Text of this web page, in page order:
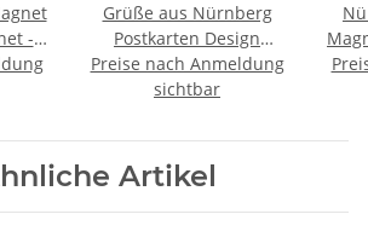
-
Grüße aus Nürnberg
Postkarten Design
Magnet Fotomagnet
Kühlschrank Fotodruck
Preise nach Anmeldung
sichtbar
Artikel